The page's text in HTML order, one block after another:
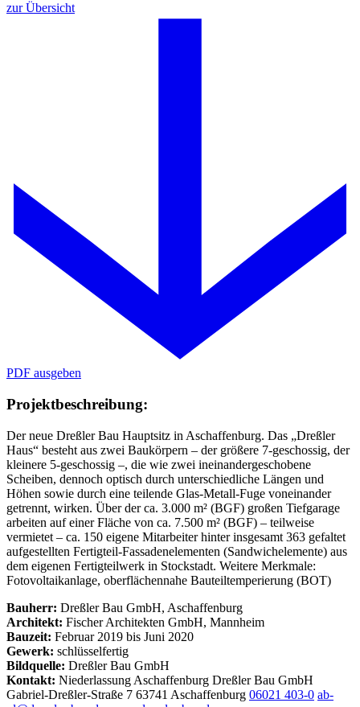
zur Übersicht
PDF ausgeben
Projektbeschreibung:
Der neue Dreßler Bau Hauptsitz in Aschaffenburg. Das „Dreßler
Haus“ besteht aus zwei Baukörpern – der größere 7-geschossig, der
kleinere 5-geschossig –, die wie zwei ineinandergeschobene
Scheiben, dennoch optisch durch unterschiedliche Längen und
Höhen sowie durch eine teilende Glas-Metall-Fuge voneinander
getrennt, wirken. Über der ca. 3.000 m² (BGF) großen Tiefgarage
arbeiten auf einer Fläche von ca. 7.500 m² (BGF) – teilweise
vermietet – ca. 150 eigene Mitarbeiter hinter insgesamt 363 gefaltet
aufgestellten Fertigteil-Fassadenelementen (Sandwichelemente) aus
dem eigenen Fertigteilwerk in Stockstadt. Weitere Merkmale:
Fotovoltaikanlage, oberflächennahe Bauteiltemperierung (BOT)
Bauherr: Dreßler Bau GmbH, Aschaffenburg
Architekt: Fischer Architekten GmbH, Mannheim
Bauzeit: Februar 2019 bis Juni 2020
Gewerk: schlüsselfertig
Bildquelle: Dreßler Bau GmbH
Kontakt: Niederlassung Aschaffenburg Dreßler Bau GmbH
Gabriel-Dreßler-Straße 7 63741 Aschaffenburg 06021 403-0 ab-